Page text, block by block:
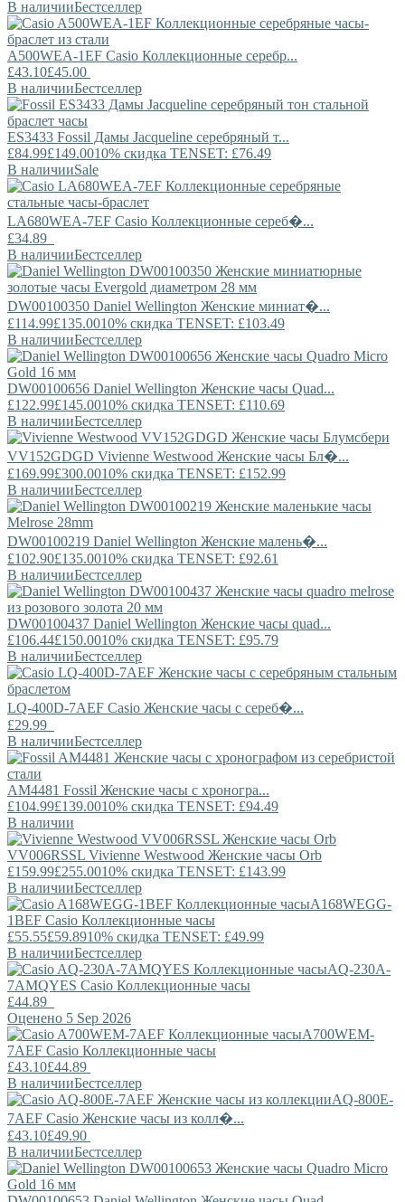
В наличииБестселлер
A500WEA-1EF Casio Коллекционные серебр...
£43.10£45.00
В наличииБестселлер
ES3433 Fossil Дамы Jacqueline серебряный т...
£84.99£149.0010% скидка TENSET: £76.49
В наличииSale
LA680WEA-7EF Casio Коллекционные сереб�...
£34.89
В наличииБестселлер
DW00100350 Daniel Wellington Женские миниат�...
£114.99£135.0010% скидка TENSET: £103.49
В наличииБестселлер
DW00100656 Daniel Wellington Женские часы Quad...
£122.99£145.0010% скидка TENSET: £110.69
В наличииБестселлер
VV152GDGD Vivienne Westwood Женские часы Бл�...
£169.99£300.0010% скидка TENSET: £152.99
В наличииБестселлер
DW00100219 Daniel Wellington Женские малень�...
£102.90£135.0010% скидка TENSET: £92.61
В наличииБестселлер
DW00100437 Daniel Wellington Женские часы quad...
£106.44£150.0010% скидка TENSET: £95.79
В наличииБестселлер
LQ-400D-7AEF Casio Женские часы с сереб�...
£29.99
В наличииБестселлер
AM4481 Fossil Женские часы с хроногра...
£104.99£139.0010% скидка TENSET: £94.49
В наличии
VV006RSSL Vivienne Westwood Женские часы Orb
£159.99£255.0010% скидка TENSET: £143.99
В наличииБестселлер
A168WEGG-
1BEF Casio Коллекционные часы
£55.55£59.8910% скидка TENSET: £49.99
В наличииБестселлер
AQ-230A-
7AMQYES Casio Коллекционные часы
£44.89
Оценено 5 Sep 2026
A700WEM-
7AEF Casio Коллекционные часы
£43.10£44.89
В наличииБестселлер
AQ-800E-
7AEF Casio Женские часы из колл�...
£43.10£49.90
В наличииБестселлер